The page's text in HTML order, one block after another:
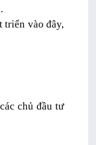
triển vào đây,
chủ đầu tư